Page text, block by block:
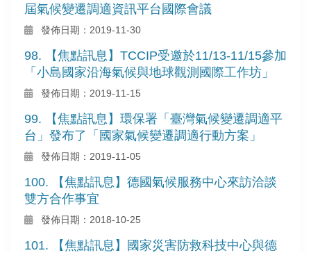
屆氣候變遷調適資訊平台國際會議
發佈日期：2019-11-30
98. 【焦點訊息】TCCIP受邀於11/13-11/15參加
「小島國家沿海氣候與地球觀測國際工作坊」
發佈日期：2019-11-15
99. 【焦點訊息】環保署「臺灣氣候變遷調適平
台」發布了「國家氣候變遷調適行動方案」
發佈日期：2019-11-05
100. 【焦點訊息】德國氣候服務中心來訪洽談
雙方合作事宜
發佈日期：2018-10-25
101. 【焦點訊息】國家災害防救科技中心與德